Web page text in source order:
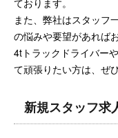
また、弊社はスタッフ
の悩みや要望があれば
4tトラックドライバー
て頑張りたい方は、ぜ
新規スタッフ求